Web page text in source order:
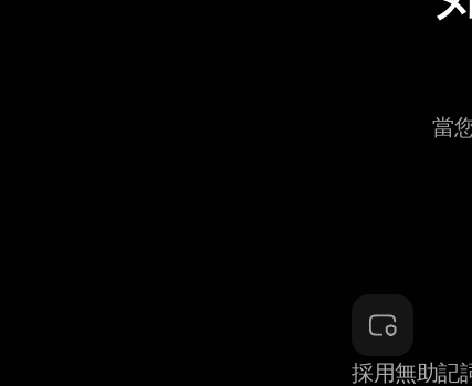
當
採用無助記